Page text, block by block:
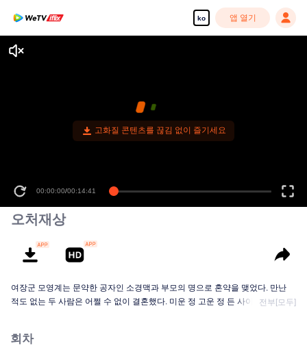
ko 앱 열기
고화질 콘텐츠를 끊김 없이 즐기세요
00:00:00/00:14:41
오처재상
여장군 모영계는 문약한 공자인 소경맥과 부모의 명으로 혼약을 맺었다. 만난
적도 없는 두 사람은 어쩔 수 없이 결혼했다. 미운 정 고운 정 든 사이에 의외로
전부[모두]
회차